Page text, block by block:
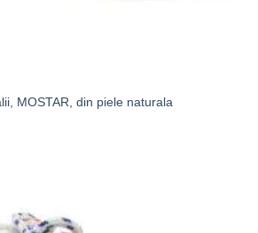
MOSTAR, din piele naturala